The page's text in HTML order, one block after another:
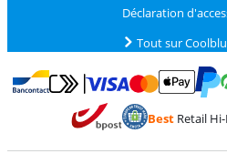
Déclaration
Tout sur
Payer avec Bancontact
Payer avec MasterCard et Visa
BestRetail Hi-